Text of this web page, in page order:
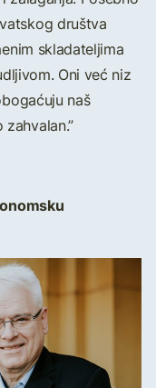
društva
skladateljima
Oni već niz
naš